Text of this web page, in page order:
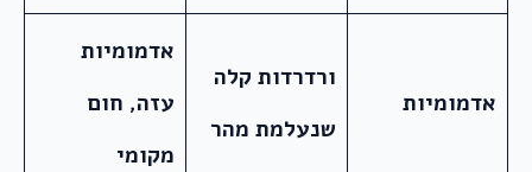
אדמומיות
ורדרדות קלה
שנעלמת מהר
אדמומיות
עזה, חום
מקומי